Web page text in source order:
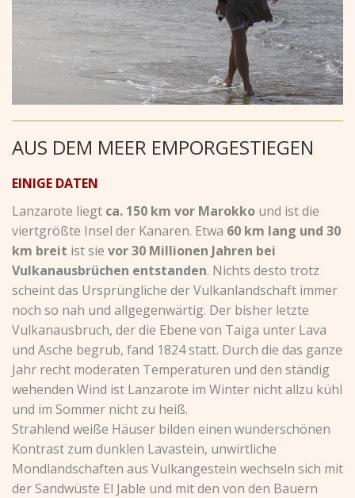
AUS DEM MEER EMPORGESTIEGEN
EINIGE DATEN
Lanzarote liegt ca. 150 km vor Marokko und ist die
viertgrößte Insel der Kanaren. Etwa 60 km lang und 30
km breit ist sie vor 30 Millionen Jahren bei
Vulkanausbrüchen entstanden. Nichts desto trotz
scheint das Ursprüngliche der Vulkanlandschaft immer
noch so nah und allgegenwärtig. Der bisher letzte
Vulkanausbruch, der die Ebene von Taiga unter Lava
und Asche begrub, fand 1824 statt. Durch die das ganze
Jahr recht moderaten Temperaturen und den ständig
wehenden Wind ist Lanzarote im Winter nicht allzu kühl
und im Sommer nicht zu heiß.
Strahlend weiße Häuser bilden einen wunderschönen
Kontrast zum dunklen Lavastein, unwirtliche
Mondlandschaften aus Vulkangestein wechseln sich mit
der Sandwüste El Jable und mit den von den Bauern